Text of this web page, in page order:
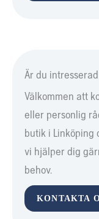
Är du
Välkommen att
eller personlig
butik i Linköping
vi hjälper dig
behov.
KONTAKTA